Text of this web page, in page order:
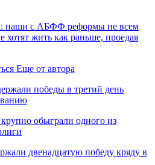
наши с АБФФ реформы не всем
жить как раньше, проедая
Еще от автора
победы в третий день
обыграли одного из
двенадцатую победу кряду в